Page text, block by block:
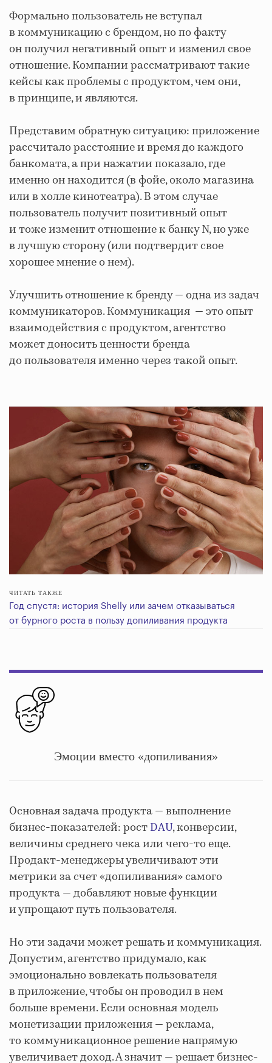
Формально пользователь не вступал
в коммуникацию с брендом, но по факту
он получил негативный опыт и изменил свое
отношение. Компании рассматривают такие
кейсы как проблемы с продуктом, чем они,
в принципе, и являются.
Представим обратную ситуацию: приложение
рассчитало расстояние и время до каждого
банкомата, а при нажатии показало, где
именно он находится (в фойе, около магазина
или в холле кинотеатра). В этом случае
пользователь получит позитивный опыт
и тоже изменит отношение к банку N, но уже
в лучшую сторону (или подтвердит свое
хорошее мнение о нем).
Улучшить отношение к бренду — одна из задач
коммуникаторов. Коммуникация — это опыт
взаимодействия с продуктом, агентство
может доносить ценности бренда
до пользователя именно через такой опыт.
ЧИТАТЬ ТАКЖЕ
Год спустя: история Shelly или зачем отказываться
от бурного роста в пользу допиливания продукта
Эмоции вместо «допиливания»
Основная задача продукта — выполнение
бизнес-показателей: ростDAU, конверсии,
величины среднего чека или чего-то еще.
Продакт-менеджеры увеличивают эти
метрики за счет «допиливания» самого
продукта — добавляют новые функции
и упрощают путь пользователя.
Но эти задачи может решать и коммуникация.
Допустим, агентство придумало, как
эмоционально вовлекать пользователя
в приложение, чтобы он проводил в нем
больше времени. Если основная модель
монетизации приложения — реклама,
то коммуникационное решение напрямую
увеличивает доход. А значит — решает бизнес-